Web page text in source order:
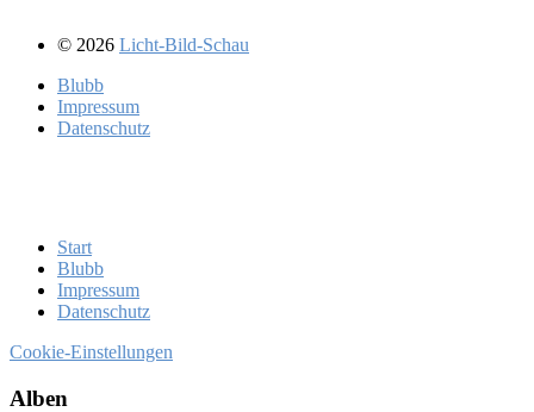
© 2026 Licht-Bild-Schau
Blubb
Im­pres­sum
Da­ten­schutz
Start
Blubb
Im­pres­sum
Da­ten­schutz
Cookie-Einstellungen
Al­ben